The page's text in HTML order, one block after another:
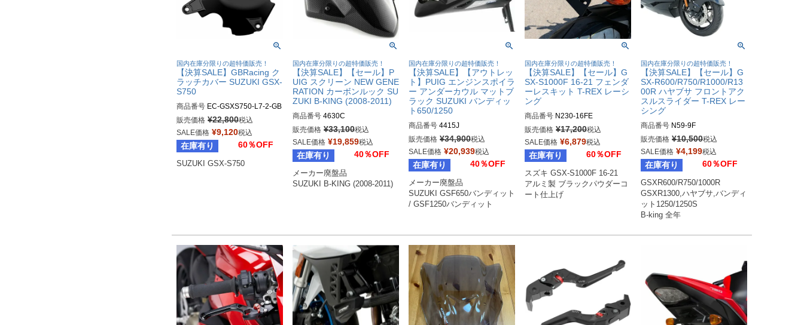
国内在庫分限りの超特価販売！
【決算SALE】GBRacing ク
ラッチカバー SUZUKI GSX-
S750
商品番号 EC-GSXS750-L7-2-GB
R
gbr_EC-GSXS750-L7-2-GBR
販売価格 ¥22,800税込
SALE価格 ¥9,120税込
在庫有り 60％OFF
SUZUKI GSX-S750
国内在庫分限りの超特価販売！
【決算SALE】【セール】P
UIG スクリーン NEW GENE
RATION カーボンルック SU
ZUKI B-KING (2008-2011)
商品番号 4630C
販売価格 ¥33,100税込
SALE価格 ¥19,859税込
在庫有り 40％OFF
メーカー廃盤品
SUZUKI B-KING (2008-2011)
国内在庫分限りの超特価販売！
【決算SALE】【アウトレッ
ト】PUIG エンジンスポイラ
ー アンダーカウル マットブ
ラック SUZUKI バンディッ
ト650/1250
商品番号 4415J
販売価格 ¥34,900税込
SALE価格 ¥20,939税込
在庫有り 40％OFF
メーカー廃盤品
SUZUKI GSF650バンディット
/ GSF1250バンディット
国内在庫分限りの超特価販売！
【決算SALE】【セール】G
SX-S1000F 16-21 フェンダ
ーレスキット T-REX レーシ
ング
商品番号 N230-16FE
販売価格 ¥17,200税込
SALE価格 ¥6,879税込
在庫有り 60％OFF
スズキ GSX-S1000F 16-21
アルミ製 ブラックパウダーコ
ート仕上げ
国内在庫分限りの超特価販売！
【決算SALE】【セール】G
SX-R600/R750/R1000/R13
00R ハヤブサ フロントアク
スルスライダー T-REX レー
シング
商品番号
販売価格 ¥10,500税込
SALE価格 ¥4,199税込
在庫有り 60％OFF
GSXR600/R750/1000R
GSXR1300,ハヤブサ,バンディ
ット1250/1250S
B-king 全年